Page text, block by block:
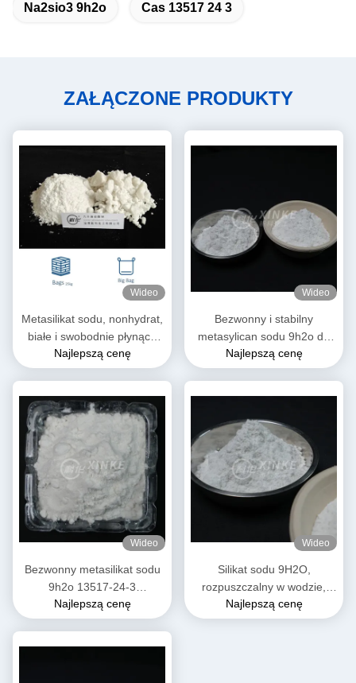
Na2sio3 9h2o Cas 13517 24 3
ZAŁĄCZONE PRODUKTY
Wideo
Metasilikat sodu, nonhydrat,
białe i swobodnie płynące
granule / proszek 13517-24-
3
Najlepszą cenę
Wideo
Bezwonny i stabilny
metasylican sodu 9h2o do
zastosowań przemysłowych
Najlepszą cenę
Wideo
Bezwonny metasilikat sodu
9h2o 13517-24-3
Rozpuszczalny w wodzie
Najlepszą cenę
Wideo
Silikat sodu 9H2O,
rozpuszczalny w wodzie,
rozpuszczalny w 54% w
wodzie krystalicznej
Najlepszą cenę